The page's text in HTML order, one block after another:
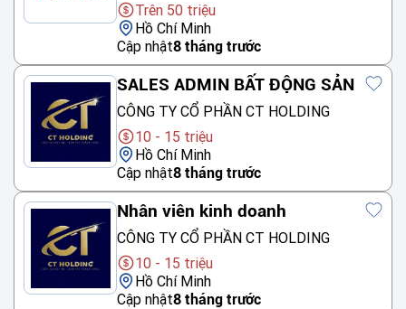
Trên 50 triệu
Hồ Chí Minh
Cập nhật8 tháng trước
SALES ADMIN BẤT ĐỘNG SẢN
CÔNG TY CỔ PHẦN CT HOLDING
10 - 15 triệu
Hồ Chí Minh
Cập nhật8 tháng trước
Nhân viên kinh doanh
CÔNG TY CỔ PHẦN CT HOLDING
10 - 15 triệu
Hồ Chí Minh
Cập nhật8 tháng trước